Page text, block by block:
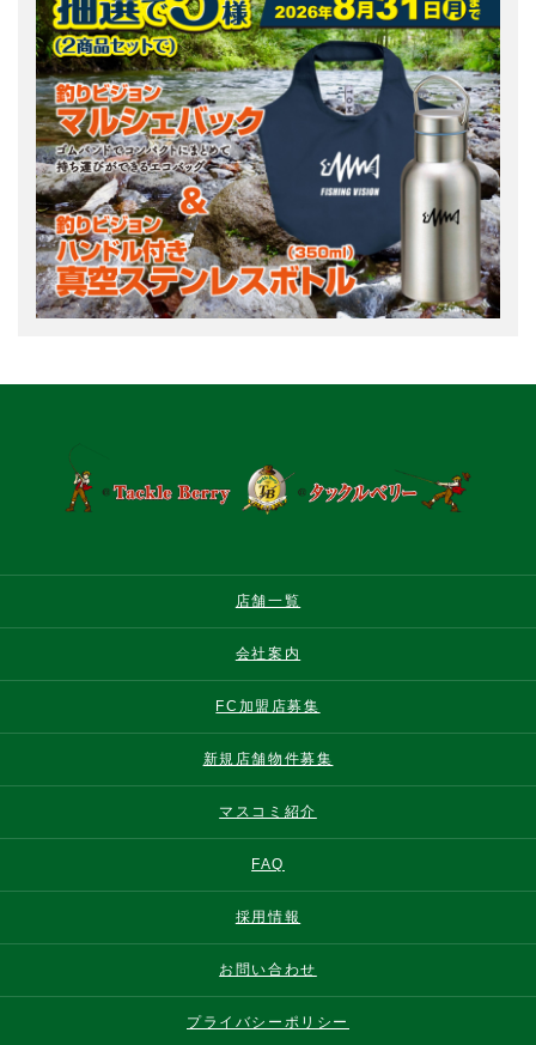
店舗一覧
会社案内
FC加盟店募集
新規店舗物件募集
マスコミ紹介
FAQ
採用情報
お問い合わせ
プライバシーポリシー